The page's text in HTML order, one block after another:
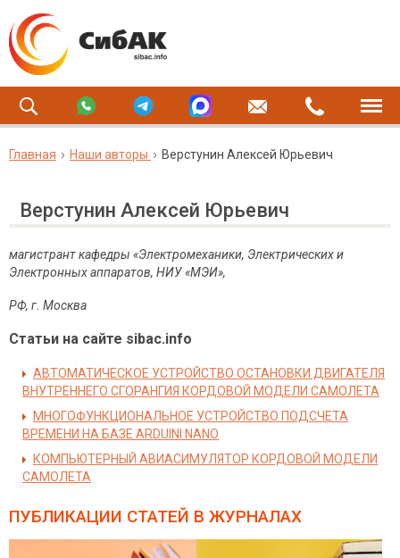
Главная Наши авторы Верстунин Алексей Юрьевич
Верстунин Алексей Юрьевич
магистрант кафедры «Электромеханики, Электрических и
Электронных аппаратов, НИУ «МЭИ»,
РФ, г. Москва
Статьи на сайте sibac.info
АВТОМАТИЧЕСКОЕ УСТРОЙСТВО ОСТАНОВКИ ДВИГАТЕЛЯ
ВНУТРЕННЕГО СГОРАНГИЯ КОРДОВОЙ МОДЕЛИ САМОЛЕТА
МНОГОФУНКЦИОНАЛЬНОЕ УСТРОЙСТВО ПОДСЧЕТА
ВРЕМЕНИ НА БАЗЕ ARDUINI NANO
КОМПЬЮТЕРНЫЙ АВИАСИМУЛЯТОР КОРДОВОЙ МОДЕЛИ
САМОЛЕТА
ПУБЛИКАЦИИ СТАТЕЙ В ЖУРНАЛАХ